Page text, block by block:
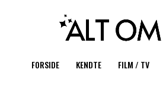
FORSIDE KENDTE FILM / TV